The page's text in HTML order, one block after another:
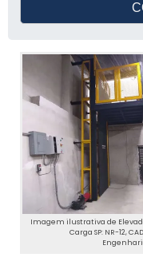
Imagem ilustrativa de
Carga SP: NR-12,